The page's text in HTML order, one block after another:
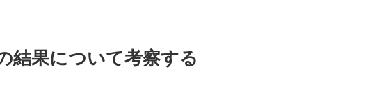
結果について考察する